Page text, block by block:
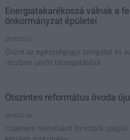
Energiatakarékossá válnak a
önkormányzat épületei
2018.03.21
Őszre az egészségügyi szolgálat és
részben uniós támogatásból.
Ötszintes református óvoda
2018.02.06
Csaknem félmilliárd forintból szépül